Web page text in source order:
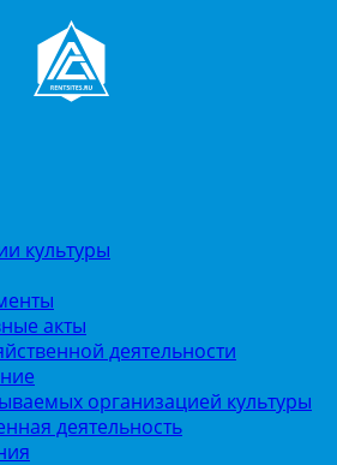
культуры
акты
деятельности
организацией культуры
деятельность